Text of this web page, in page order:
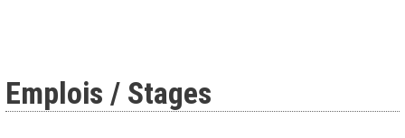
Emplois / Stages